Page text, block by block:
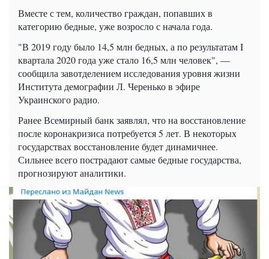
Вместе с тем, количество граждан, попавших в
категорию бедные, уже возросло с начала года.
"В 2019 году было 14,5 млн бедных, а по результатам I
квартала 2020 года уже стало 16,5 млн человек", —
сообщила завотделением исследования уровня жизни
Института демографии Л. Черенько в эфире
Украинского радио.
Ранее Всемирный банк заявлял, что на восстановление
после коронакризиса потребуется 5 лет. В некоторых
государствах восстановление будет динамичнее.
Сильнее всего пострадают самые бедные государства,
прогнозируют аналитики.